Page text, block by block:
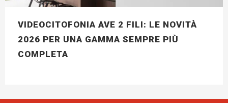
VIDEOCITOFONIA AVE 2 FILI: LE NOVITÀ
2026 PER UNA GAMMA SEMPRE PIÙ
COMPLETA